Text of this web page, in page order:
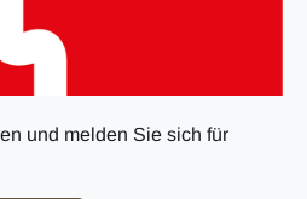
und melden Sie sich für